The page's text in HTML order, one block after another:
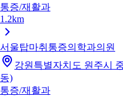
통증/재활과
1.2km
서울탑마취통증의학과의원
강원특별자치도 원주시
동)
통증/재활과